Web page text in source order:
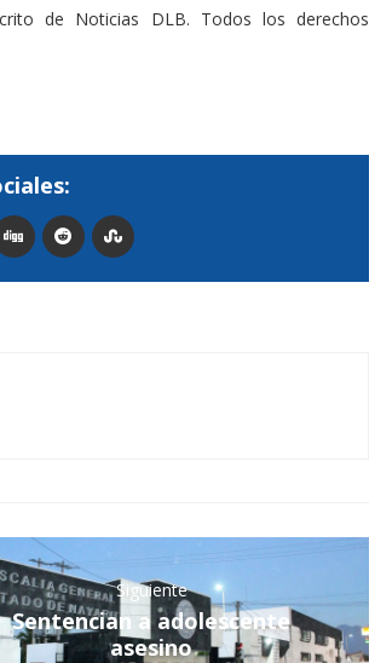
de Noticias DLB. Todos los derechos
Siguiente
Sentencian a adolescente
asesino